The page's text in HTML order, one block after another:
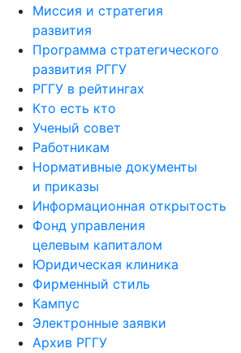
Миссия и стратегия
развития
Программа стратегического
развития РГГУ
РГГУ в рейтингах
Кто есть кто
Ученый совет
Работникам
Нормативные документы
и приказы
Информационная открытость
Фонд управления
целевым капиталом
Юридическая клиника
Фирменный стиль
Кампус
Электронные заявки
Архив РГГУ